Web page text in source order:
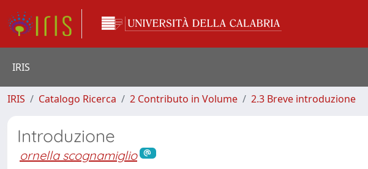
IRIS
IRIS Catalogo Ricerca 2 Contributo in Volume 2.3 Breve introduzione
Introduzione
ornella scognamiglio